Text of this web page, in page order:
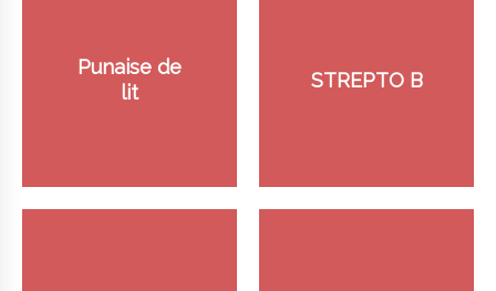
Punaise de
lit
STREPTO B